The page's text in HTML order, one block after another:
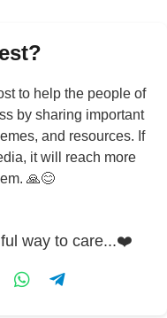
to help the people of
by sharing important
and resources. If
it will reach more
🙏😊
way to care...❤️